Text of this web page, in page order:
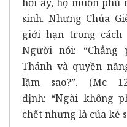
sinh. Nhưng Chúa
giới hạn trong cách
Người nói:
Thánh và quyền
lầm sao?”. (Mc
định: “Ngài không
chết nhưng là của kẻ